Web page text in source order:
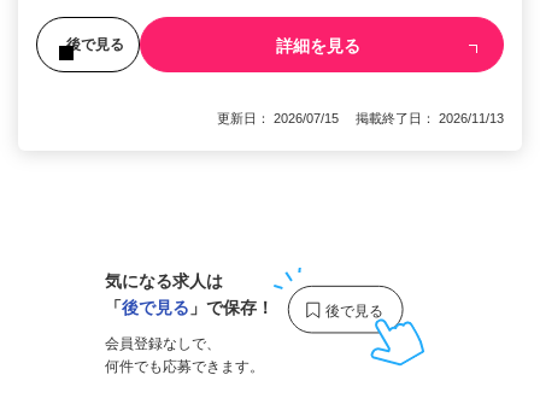
後で見る 詳細を見る
更新日： 2026/07/15 掲載終了日： 2026/11/13
気になる求人は
「後で見る 」で保存！
会員登録なしで、
何件でも応募できます。